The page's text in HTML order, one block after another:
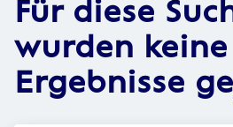
Für diese
wurden keine
Ergebnisse